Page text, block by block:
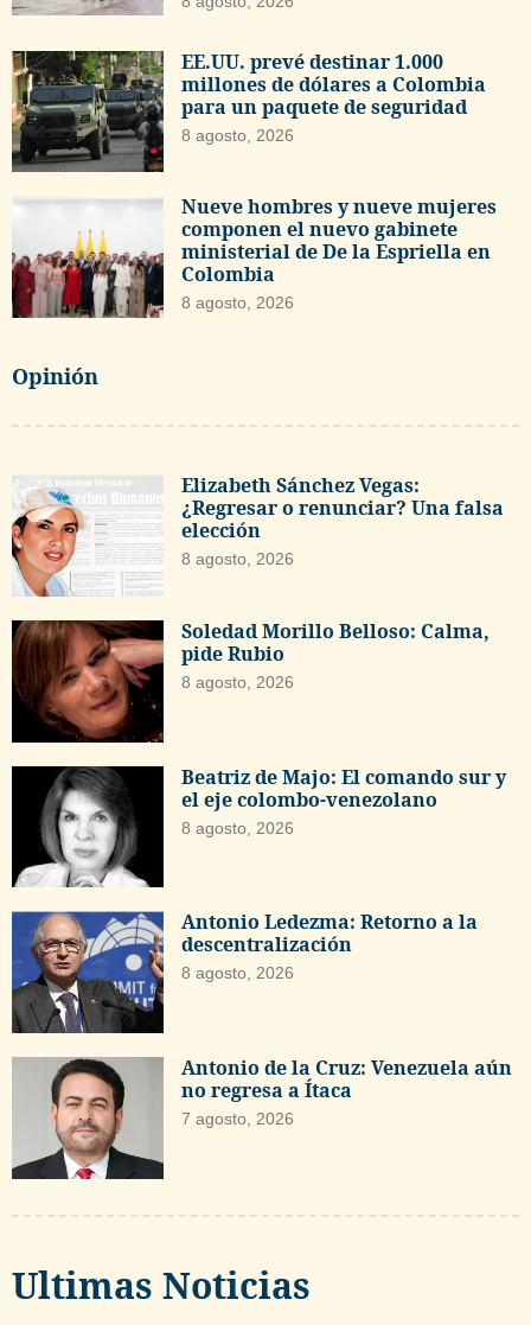
EE.UU. prevé destinar 1.000
millones de dólares a Colombia
para un paquete de seguridad
8 agosto, 2026
Nueve hombres y nueve mujeres
componen el nuevo gabinete
ministerial de De la Espriella en
Colombia
8 agosto, 2026
Opinión
Elizabeth Sánchez Vegas:
¿Regresar o renunciar? Una falsa
elección
8 agosto, 2026
Soledad Morillo Belloso: Calma,
pide Rubio
8 agosto, 2026
Beatriz de Majo: El comando sur y
el eje colombo-venezolano
8 agosto, 2026
Antonio Ledezma: Retorno a la
descentralización
8 agosto, 2026
Antonio de la Cruz: Venezuela aún
no regresa a Ítaca
7 agosto, 2026
Ultimas Noticias